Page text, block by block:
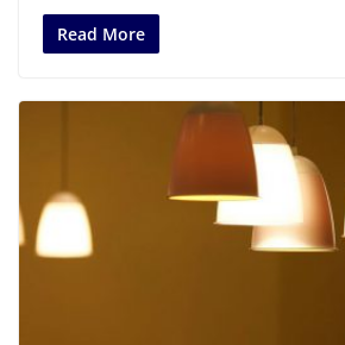
Read More